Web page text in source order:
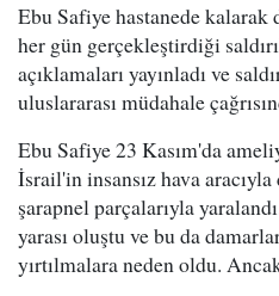
Ebu Safiye hastanede kalarak
her gün gerçekleştirdiği
açıklamaları yayınladı ve
uluslararası müdahale
Ebu Safiye 23 Kasım'da
İsrail'in insansız hava
şarapnel parçalarıyla
yarası oluştu ve bu da
yırtılmalara neden oldu.